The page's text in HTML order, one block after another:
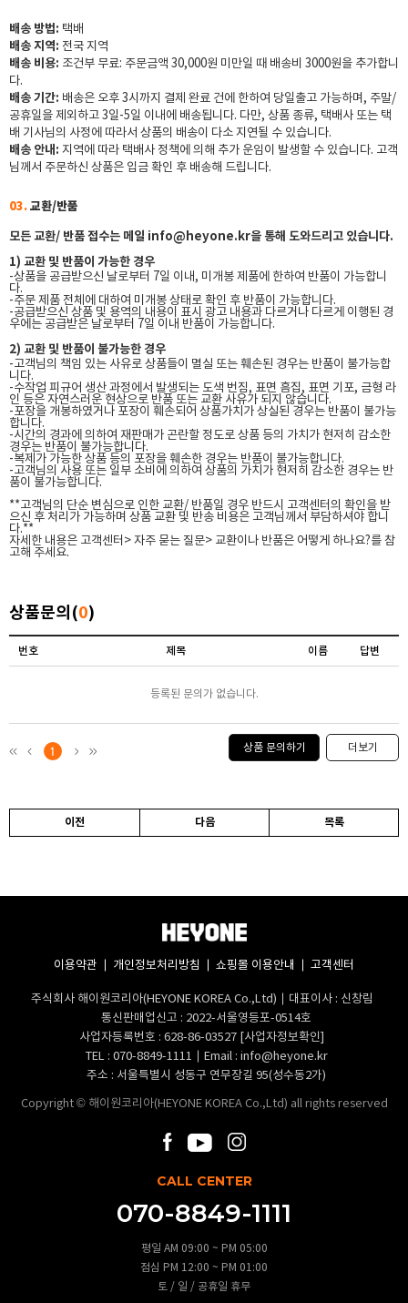
배송 방법: 택배
배송 지역: 전국 지역
배송 비용: 조건부 무료: 주문금액 30,000원 미만일 때 배송비 3000원을 추가합니
다.
배송 기간: 배송은 오후 3시까지 결제 완료 건에 한하여 당일출고 가능하며, 주말/
공휴일을 제외하고 3일-5일 이내에 배송됩니다. 다만, 상품 종류, 택배사 또는 택
배 기사님의 사정에 따라서 상품의 배송이 다소 지연될 수 있습니다.
배송 안내: 지역에 따라 택배사 정책에 의해 추가 운임이 발생할 수 있습니다. 고객
님께서 주문하신 상품은 입금 확인 후 배송해 드립니다.
03.교환/반품
모든 교환/ 반품 접수는 메일 info@heyone.kr을 통해 도와드리고 있습니다.
1) 교환 및 반품이 가능한 경우
-상품을 공급받으신 날로부터 7일 이내, 미개봉 제품에 한하여 반품이 가능합니
다.
-주문 제품 전체에 대하여 미개봉 상태로 확인 후 반품이 가능합니다.
-공급받으신 상품 및 용역의 내용이 표시 광고 내용과 다르거나 다르게 이행된 경
우에는 공급받은 날로부터 7일 이내 반품이 가능합니다.
2) 교환 및 반품이 불가능한 경우
-고객님의 책임 있는 사유로 상품들이 멸실 또는 훼손된 경우는 반품이 불가능합
니다.
-수작업 피규어 생산 과정에서 발생되는 도색 번짐, 표면 흠집, 표면 기포, 금형 라
인 등은 자연스러운 현상으로 반품 또는 교환 사유가 되지 않습니다.
-포장을 개봉하였거나 포장이 훼손되어 상품가치가 상실된 경우는 반품이 불가능
합니다.
-시간의 경과에 의하여 재판매가 곤란할 정도로 상품 등의 가치가 현저히 감소한
경우는 반품이 불가능합니다.
-복제가 가능한 상품 등의 포장을 훼손한 경우는 반품이 불가능합니다.
-고객님의 사용 또는 일부 소비에 의하여 상품의 가치가 현저히 감소한 경우는 반
품이 불가능합니다.
**고객님의 단순 변심으로 인한 교환/ 반품일 경우 반드시 고객센터의 확인을 받
으신 후 처리가 가능하며 상품 교환 및 반송 비용은 고객님께서 부담하셔야 합니
다.**
자세한 내용은 고객센터> 자주 묻는 질문> 교환이나 반품은 어떻게 하나요?를 참
고해 주세요.
상품문의(0)
번호 제목 이름 답변
등록된 문의가 없습니다.
1 상품 문의하기 더보기
이전 다음 목록
이용약관 개인정보처리방침 쇼핑몰 이용안내 고객센터
주식회사 해이원코리아(HEYONE KOREA Co.,Ltd)
대표이사 : 신창림
통신판매업신고 : 2022-서울영등포-0514호
사업자등록번호 : 628-86-03527 [사업자정보확인]
TEL : 070-8849-1111 Email : info@heyone.kr
주소 : 서울특별시 성동구 연무장길 95(성수동2가)
Copyright © 해이원코리아(HEYONE KOREA Co.,Ltd) all rights reserved
CALL CENTER
070-8849-1111
평일 AM 09:00 ~ PM 05:00
점심 PM 12:00 ~ PM 01:00
토 / 일 / 공휴일 휴무